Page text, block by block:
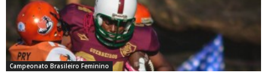
Campeonato Brasileiro Feminino